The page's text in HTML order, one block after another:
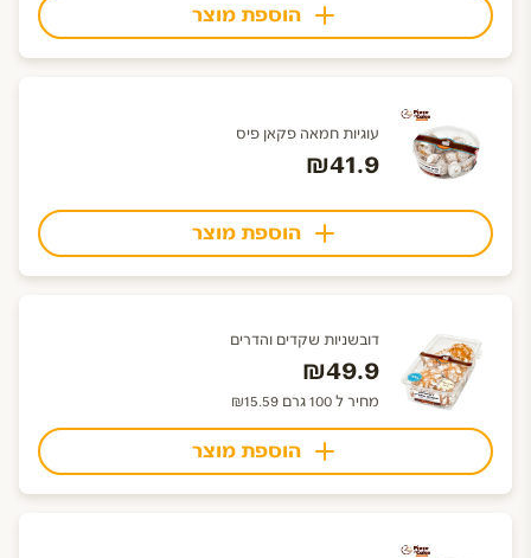
הוספת מוצר
עוגיות חמאה פקאן פיס
₪41.9
הוספת מוצר
דובשניות שקדים והדרים
₪49.9
מחיר ל 100 גרם ₪15.59
הוספת מוצר